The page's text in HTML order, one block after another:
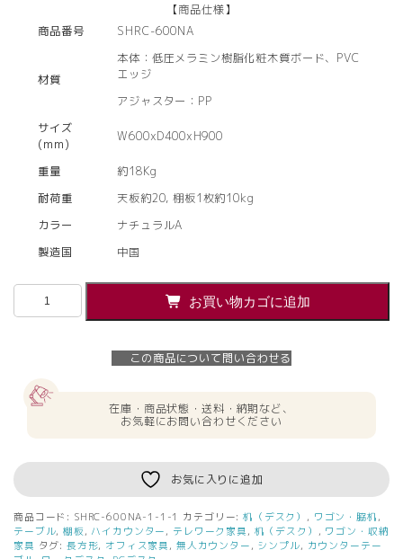
【商品仕様】
商品番号
SHRC-600NA
材質
本体：低圧メラミン樹脂化粧木質ボード、PVC
エッジ
アジャスター：PP
サイズ
(mm)
W600xD400xH900
重量
約18Kg
耐荷重
天板約20, 棚板1枚約10kg
カラー
ナチュラルA
製造国
中国
【法
人
カ
ン
タ
お買い物カゴに追加
この商品について問い合わせる
在庫・商品状態・送料・納期など、
お気軽にお問い合わせください
お気に入りに追加
商品コード: SHRC-600NA-1-1-1 カテゴリー:机（デスク） , ワゴン・脇机 ,
テーブル,棚板 , ハイカウンター , テレワーク家具 , 机（デスク） , ワゴン・収納
家具 タグ: 長方形, オフィス家具 , 無人カウンター , シンプル, カウンターテー